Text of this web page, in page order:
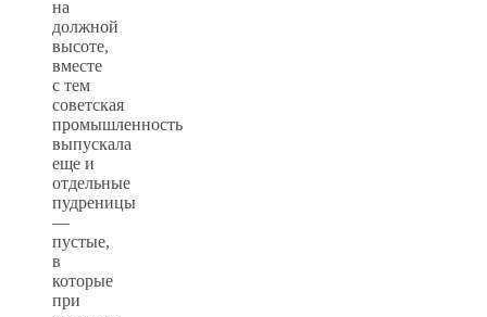
на
должной
высоте,
вместе
с тем
советская
промышленность
выпускала
еще и
отдельные
пудреницы
—
пустые,
в
которые
при